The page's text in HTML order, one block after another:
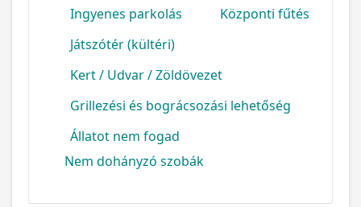
Ingyenes parkolás
Központi fűtés
Játszótér (kültéri)
Kert / Udvar / Zöldövezet
Grillezési és bográcsozási lehetőség
Állatot nem fogad
Nem dohányzó szobák